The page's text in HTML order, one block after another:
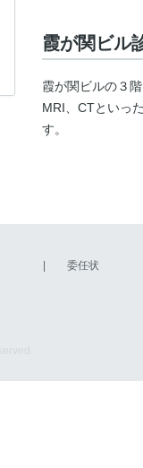
霞が関ビル
霞が関ビルの３
MRI、CTといっ
す。
委任状